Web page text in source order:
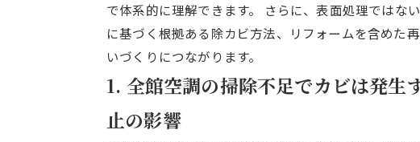
で体系的に理解できます。 さらに、表面処理ではな
に基づく根拠ある除カビ方法、リフォームを含めた
いづくりにつながります。
1. 全館空調の掃除不足でカビは発生
止の影響